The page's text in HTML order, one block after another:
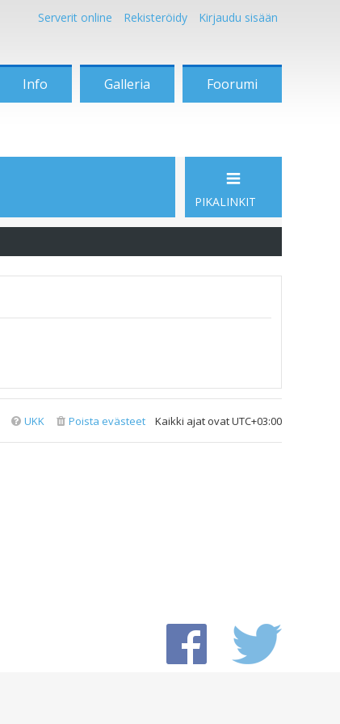
Serverit online Rekisteröidy Kirjaudu sisään
Info Galleria Foorumi
PIKALINKIT
Kaikki ajat ovatUTC+03:00
Poista evästeet
UKK